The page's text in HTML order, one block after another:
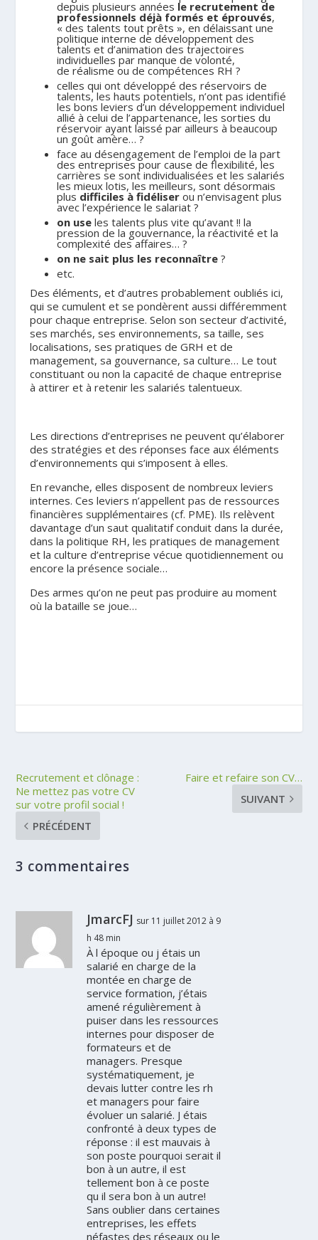
depuis plusieurs années le recrutement de
professionnels déjà formés et éprouvés,
« des talents tout prêts », en délaissant une
politique interne de développement des
talents et d’animation des trajectoires
individuelles par manque de volonté,
de réalisme ou de compétences RH ?
celles qui ont développé des réservoirs de
talents, les hauts potentiels, n’ont pas identifié
les bons leviers d’un développement individuel
allié à celui de l’appartenance, les sorties du
réservoir ayant laissé par ailleurs à beaucoup
un goût amère… ?
face au désengagement de l’emploi de la part
des entreprises pour cause de flexibilité, les
carrières se sont individualisées et les salariés
les mieux lotis, les meilleurs, sont désormais
plus difficiles à fidéliser ou n’envisagent plus
avec l’expérience le salariat ?
on use les talents plus vite qu’avant !! la
pression de la gouvernance, la réactivité et la
complexité des affaires… ?
on ne sait plus les reconnaître?
etc.
Des éléments, et d’autres probablement oubliés ici,
qui se cumulent et se pondèrent aussi différemment
pour chaque entreprise. Selon son secteur d’activité,
ses marchés, ses environnements, sa taille, ses
localisations, ses pratiques de GRH et de
management, sa gouvernance, sa culture… Le tout
constituant ou non la capacité de chaque entreprise
à attirer et à retenir les salariés talentueux.
Les directions d’entreprises ne peuvent qu’élaborer
des stratégies et des réponses face aux éléments
d’environnements qui s’imposent à elles.
En revanche, elles disposent de nombreux leviers
internes. Ces leviers n’appellent pas de ressources
financières supplémentaires (cf. PME). Ils relèvent
davantage d’un saut qualitatif conduit dans la durée,
dans la politique RH, les pratiques de management
et la culture d’entreprise vécue quotidiennement ou
encore la présence sociale…
Des armes qu’on ne peut pas produire au moment
où la bataille se joue…
Recrutement et clônage :
Ne mettez pas votre CV
sur votre profil social !
PRÉCÉDENT
Faire et refaire son CV…
SUIVANT
3 commentaires
JmarcFJ sur 11 juillet 2012 à 9
h 48 min
À l époque ou j étais un
salarié en charge de la
montée en charge de
service formation, j’étais
amené régulièrement à
puiser dans les ressources
internes pour disposer de
formateurs et de
managers. Presque
systématiquement, je
devais lutter contre les rh
et managers pour faire
évoluer un salarié. J étais
confronté à deux types de
réponse : il est mauvais à
son poste pourquoi serait il
bon à un autre, il est
tellement bon à ce poste
qu il sera bon à un autre!
Sans oublier dans certaines
entreprises, les effets
néfastes des réseaux ou le